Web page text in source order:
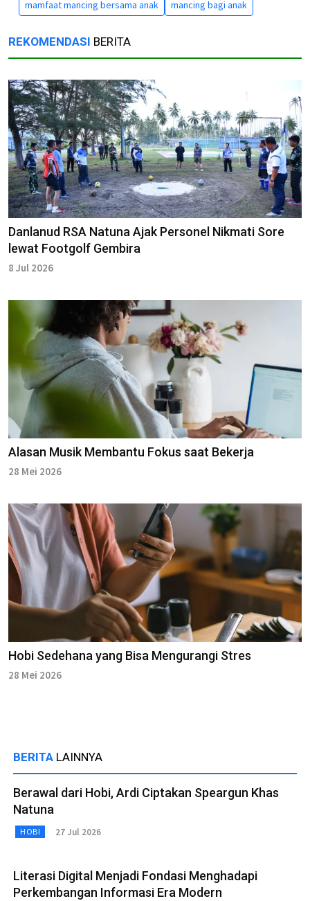
mamfaat mancing bersama anak mancing bagi anak
REKOMENDASI BERITA
Danlanud RSA Natuna Ajak Personel Nikmati Sore
lewat Footgolf Gembira
8 Jul 2026
Alasan Musik Membantu Fokus saat Bekerja
28 Mei 2026
Hobi Sedehana yang Bisa Mengurangi Stres
28 Mei 2026
BERITA LAINNYA
Berawal dari Hobi, Ardi Ciptakan Speargun Khas
Natuna
HOBI 27 Jul 2026
Literasi Digital Menjadi Fondasi Menghadapi
Perkembangan Informasi Era Modern